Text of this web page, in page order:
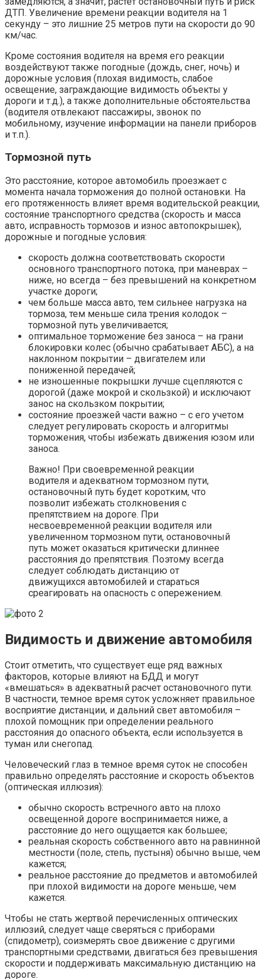
ДТП. Увеличение времени реакции водителя на 1
секунду – это лишние 25 метров пути на скорости до 90
км/час.
Кроме состояния водителя на время его реакции
воздействуют также погодные (дождь, снег, ночь) и
дорожные условия (плохая видимость, слабое
освещение, заграждающие видимость объекты у
дороги и т.д.), а также дополнительные обстоятельства
(водителя отвлекают пассажиры, звонок по
мобильному, изучение информации на панели приборов
и т.п.).
Тормозной путь
Это расстояние, которое автомобиль проезжает с
момента начала торможения до полной остановки. На
его протяженность влияет время водительской реакции,
состояние транспортного средства (скорость и масса
авто, исправность тормозов и износ автопокрышек),
дорожные и погодные условия:
скорость должна соответствовать скорости
основного транспортного потока, при маневрах –
ниже, но всегда – без превышений на конкретном
участке дороги;
чем больше масса авто, тем сильнее нагрузка на
тормоза, тем меньше сила трения колодок –
тормозной путь увеличивается;
оптимальное торможение без заноса – на грани
блокировки колес (обычно срабатывает АБС), а на
наклонном покрытии – двигателем или
пониженной передачей;
не изношенные покрышки лучше сцепляются с
дорогой (даже мокрой и скользкой) и исключают
занос на скользком покрытии;
состояние проезжей части важно – с его учетом
следует регулировать скорость и алгоритмы
торможения, чтобы избежать движения юзом или
заноса.
Важно! При своевременной реакции
водителя и адекватном тормозном пути,
остановочный путь будет коротким, что
позволит избежать столкновения с
препятствием на дороге. При
несвоевременной реакции водителя или
увеличенном тормозном пути, остановочный
путь может оказаться критически длиннее
расстояния до препятствия. Поэтому всегда
следует соблюдать дистанцию от
движущихся автомобилей и стараться
среагировать на опасность с опережением.
Видимость и движение автомобиля
Стоит отметить, что существует еще ряд важных
факторов, которые влияют на БДД и могут
«вмешаться» в адекватный расчет остановочного пути.
В частности, темное время суток усложняет правильное
восприятие дистанции, и дальний свет автомобиля –
плохой помощник при определении реального
расстояния до опасного объекта, если используется в
туман или снегопад.
Человеческий глаз в темное время суток не способен
правильно определять расстояние и скорость объектов
(оптическая иллюзия):
обычно скорость встречного авто на плохо
освещенной дороге воспринимается ниже, а
расстояние до него ощущается как большее;
реальная скорость собственного авто на равнинной
местности (поле, степь, пустыня) обычно выше, чем
кажется;
реальное расстояние до предметов и автомобилей
при плохой видимости на дороге меньше, чем
кажется.
Чтобы не стать жертвой перечисленных оптических
иллюзий, следует чаще сверяться с приборами
(спидометр), соизмерять свое движение с другими
транспортными средствами, двигаться без превышения
скорости и поддерживать максимальную дистанцию на
дороге.